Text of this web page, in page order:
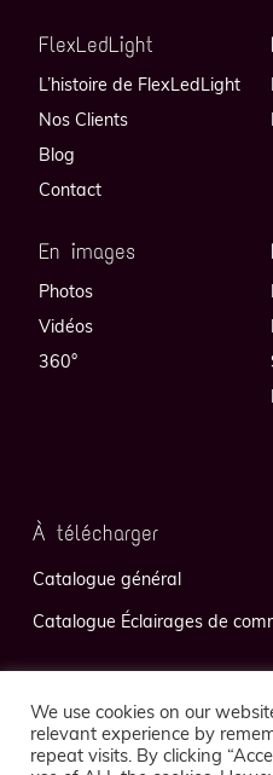
FlexLedLight
L’histoire de FlexLedLight
Nos Clients
Blog
Contact
En images
Photos
Vidéos
360°
À télécharger
Catalogue général
Catalogue Éclairages de
We use cookies on our
relevant experience by
repeat visits. By clicking